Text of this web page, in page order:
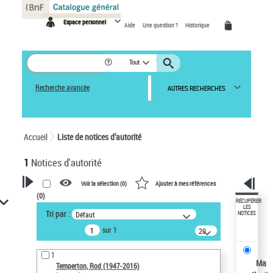
Espace personnel Aide Une question ? Historique
Tout
Recherche avancée AUTRES RECHERCHES
Accueil Liste de notices d’autorité
1 Notices d'autorité
VOTRE RECHERCHE
Recherche avancée dans les
notices d’autorité
Œuvres liées à l'auteur :
Temperton, Rod (1947-2016)
Voir la sélection (0) Ajouter à mes références
(0)
Tri par : Défaut
sur 1
20
résultats/page
1
Temperton, Rod (1947-2016)
RÉCUPÉRER
LES
NOTICES
Ma
Panneau de gestion des cookies